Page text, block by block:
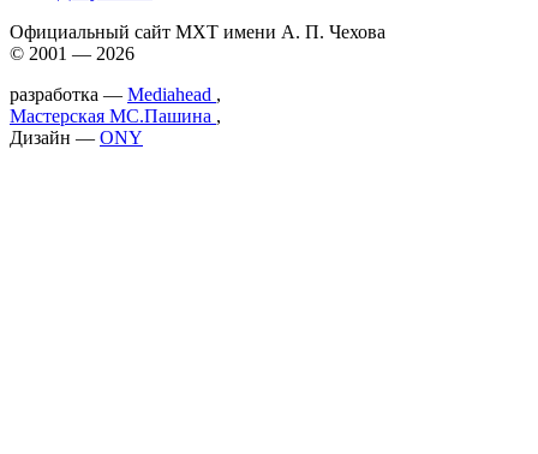
Официальный сайт МХТ имени А. П. Чехова
© 2001 — 2026
разработка — Mediahead ,
Мастерская МС.Пашина ,
Дизайн — ONY